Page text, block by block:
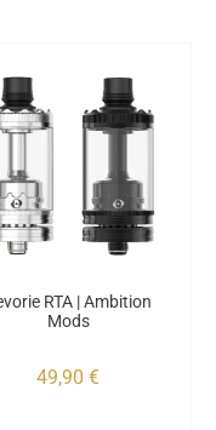
RTA | Ambition
Mods
49,90 €